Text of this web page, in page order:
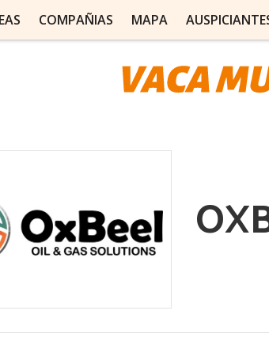
COMPAÑIAS MAPA